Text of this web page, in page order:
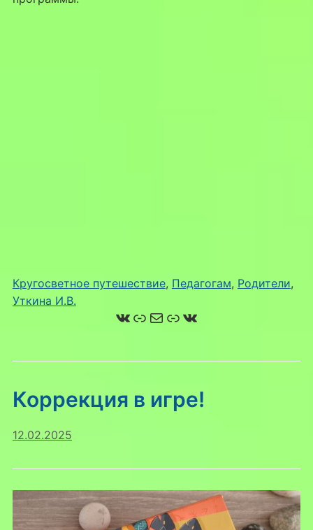
Кругосветное путешествие, Педагогам, Родители
Уткина И.В.
ВКонтакте
Ссылка
Почта
Ссылка
ВКонтакте
Коррекция в игре!
12.02.2025